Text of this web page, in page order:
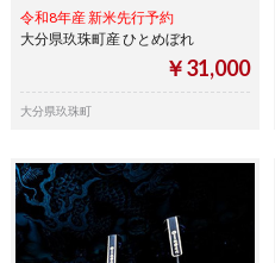
令和8年産 新米先行予約
大分県玖珠町産 ひとめぼれ
￥31,000
大分県玖珠町